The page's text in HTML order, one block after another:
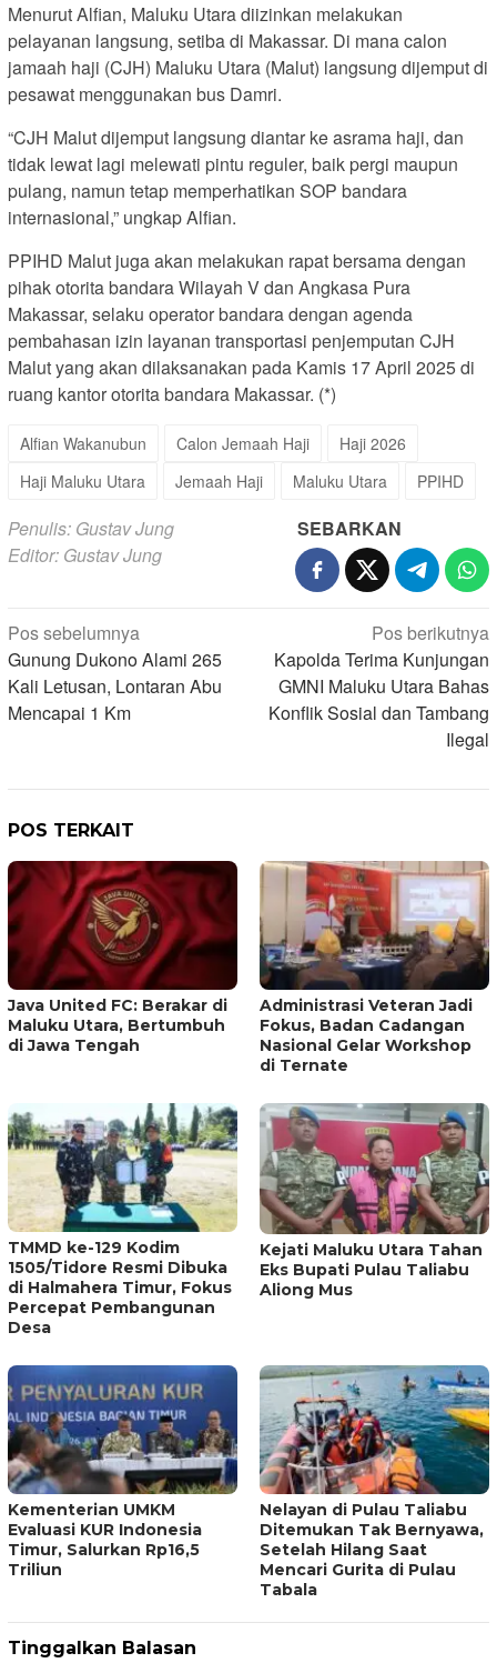
Menurut Alfian, Maluku Utara diizinkan melakukan
pelayanan langsung, setiba di Makassar. Di mana calon
jamaah haji (CJH) Maluku Utara (Malut) langsung dijemput di
pesawat menggunakan bus Damri.
“CJH Malut dijemput langsung diantar ke asrama haji, dan
tidak lewat lagi melewati pintu reguler, baik pergi maupun
pulang, namun tetap memperhatikan SOP bandara
internasional,” ungkap Alfian.
PPIHD Malut juga akan melakukan rapat bersama dengan
pihak otorita bandara Wilayah V dan Angkasa Pura
Makassar, selaku operator bandara dengan agenda
pembahasan izin layanan transportasi penjemputan CJH
Malut yang akan dilaksanakan pada Kamis 17 April 2025 di
ruang kantor otorita bandara Makassar. (*)
Alfian Wakanubun Calon Jemaah Haji
Haji 2026
Haji Maluku Utara
Jemaah Haji Maluku Utara PPIHD
Penulis: Gustav Jung
Editor: Gustav Jung
SEBARKAN
Navigasi
pos
Pos sebelumnya
Gunung Dukono Alami 265
Kali Letusan, Lontaran Abu
Mencapai 1 Km
Pos berikutnya
Kapolda Terima Kunjungan
GMNI Maluku Utara Bahas
Konflik Sosial dan Tambang
Ilegal
POS TERKAIT
Java United FC: Berakar di
Maluku Utara, Bertumbuh
di Jawa Tengah
Administrasi Veteran Jadi
Fokus, Badan Cadangan
Nasional Gelar Workshop
di Ternate
TMMD ke-129 Kodim
1505/Tidore Resmi Dibuka
di Halmahera Timur, Fokus
Percepat Pembangunan
Desa
Kejati Maluku Utara Tahan
Eks Bupati Pulau Taliabu
Aliong Mus
Kementerian UMKM
Evaluasi KUR Indonesia
Timur, Salurkan Rp16,5
Triliun
Nelayan di Pulau Taliabu
Ditemukan Tak Bernyawa,
Setelah Hilang Saat
Mencari Gurita di Pulau
Tabala
Tinggalkan Balasan